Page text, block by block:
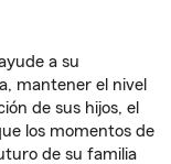
a su
mantener el nivel
de sus hijos, el
los momentos de
de su familia